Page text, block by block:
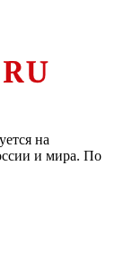
на
и мира. По